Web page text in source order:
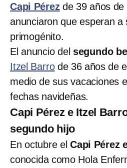
Capi Pérezde 39 años de
anunciaron que esperan a
primogénito.
El anuncio del segundo
Itzel Barrode 36 años de
medio de sus vacaciones
fechas navideñas.
Capi Pérez e Itzel
segundo hijo
En octubre el Capi Pérez
conocida como Hola